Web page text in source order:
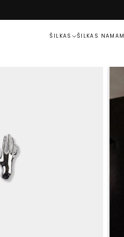
ŠILKAS ŠILKAS